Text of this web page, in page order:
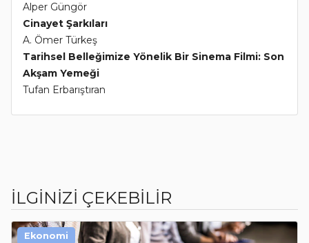
Alper Güngör
Cinayet Şarkıları
A. Ömer Türkeş
Tarihsel Belleğimize Yönelik Bir Sinema Filmi: Son
Akşam Yemeği
Tufan Erbarıştıran
İLGİNİZİ ÇEKEBİLİR
Ekonomi